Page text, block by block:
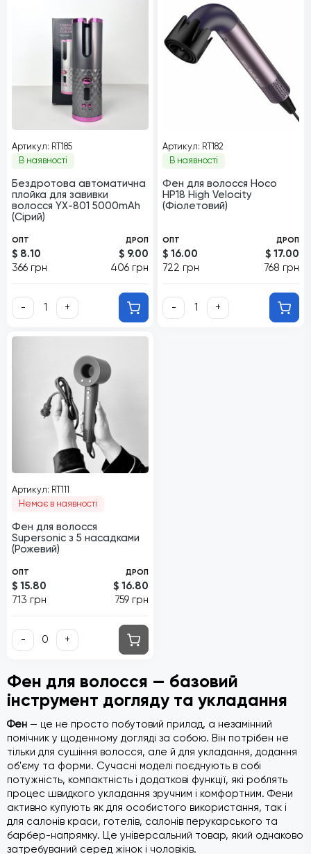
Артикул: RT185
В наявності
Бездротова автоматична
плойка для завивки
волосся YX-801 5000mAh
(Сірий)
ОПТ
$ 8.10
366 грн
ДРОП
$ 9.00
406 грн
- +
Артикул: RT182
В наявності
Фен для волосся Hoco
HP18 High Velocity
(Фіолетовий)
ОПТ
$ 16.00
722 грн
ДРОП
$ 17.00
768 грн
- +
Артикул: RT111
Немає в наявності
Фен для волосся
Supersonic з 5 насадками
(Рожевий)
ОПТ
$ 15.80
713 грн
ДРОП
$ 16.80
759 грн
- +
Фен для волосся — базовий
інструмент догляду та укладання
Фен — це не просто побутовий прилад, а незамінний
помічник у щоденному догляді за собою. Він потрібен не
тільки для сушіння волосся, але й для укладання, додання
об'єму та форми. Сучасні моделі поєднують в собі
потужність, компактність і додаткові функції, які роблять
процес швидкого укладання зручним і комфортним. Фени
активно купують як для особистого використання, так і
для салонів краси, готелів, салонів перукарського та
барбер-напрямку. Це універсальний товар, який однаково
затребуваний серед жінок і чоловіків.